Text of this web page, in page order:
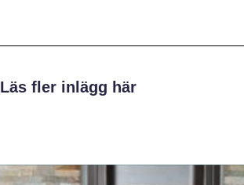
Läs fler inlägg här